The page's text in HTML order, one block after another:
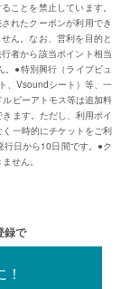
ことを禁止しています。
れたクーポンが利用でき
ん。なお、営利を目的と
者から該当ポイント相当
。●特別興行（ライブビュ
、Vsoundシート）等、一
ビーアトモス等は追加料
ます。ただし、利用ポイ
一時的にチケットをご利
日から10日間です。●ク
せん。
録で